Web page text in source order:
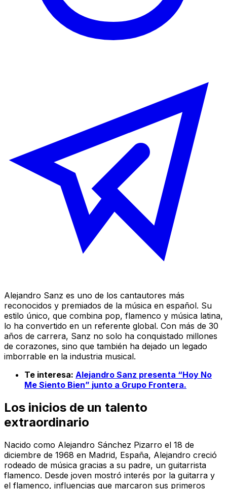
Alejandro Sanz es uno de los cantautores más
reconocidos y premiados de la música en español. Su
estilo único, que combina pop, flamenco y música latina,
lo ha convertido en un referente global. Con más de 30
años de carrera, Sanz no solo ha conquistado millones
de corazones, sino que también ha dejado un legado
imborrable en la industria musical.
Te interesa: Alejandro Sanz presenta “Hoy No
Me Siento Bien” junto a Grupo Frontera.
Los inicios de un talento
extraordinario
Nacido como Alejandro Sánchez Pizarro el 18 de
diciembre de 1968 en Madrid, España, Alejandro creció
rodeado de música gracias a su padre, un guitarrista
flamenco. Desde joven mostró interés por la guitarra y
el flamenco, influencias que marcaron sus primeros